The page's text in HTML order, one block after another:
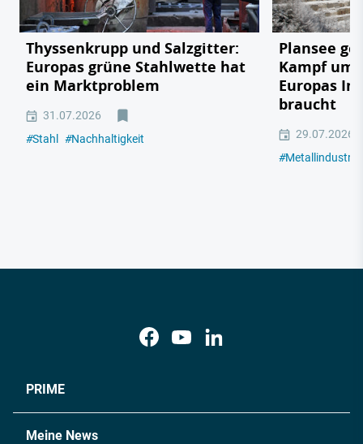
Thyssenkrupp und Salzgitter:
Europas grüne Stahlwette hat
ein Marktproblem
31.07.2026
#Stahl #Nachhaltigkeit
Plansee
Kampf um
Europas
braucht
29.07.2026
#Metallindustrie
PRIME
Meine News